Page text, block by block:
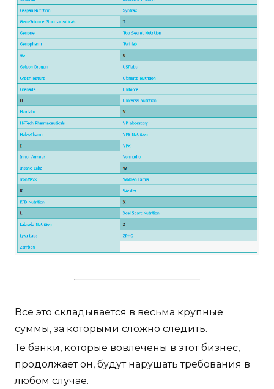
Все это складывается в весьма крупные
суммы, за которыми сложно следить.
Те банки, которые вовлечены в этот бизнес,
продолжает он, будут нарушать требования в
любом случае.